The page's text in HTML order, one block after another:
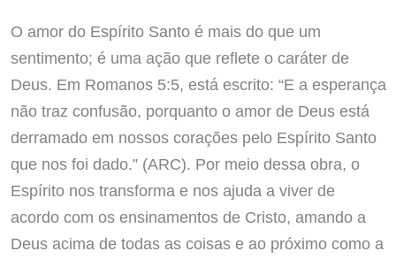
O amor do Espírito Santo é mais do que um
sentimento; é uma ação que reflete o caráter de
Deus. Em Romanos 5:5, está escrito: “E a esperança
não traz confusão, porquanto o amor de Deus está
derramado em nossos corações pelo Espírito Santo
que nos foi dado.” (ARC). Por meio dessa obra, o
Espírito nos transforma e nos ajuda a viver de
acordo com os ensinamentos de Cristo, amando a
Deus acima de todas as coisas e ao próximo como a